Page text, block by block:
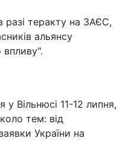
разі теракту на ЗАЄС,
альянсу
впливу".
у Вільнюсі 11-12 липня,
тем: від
України на